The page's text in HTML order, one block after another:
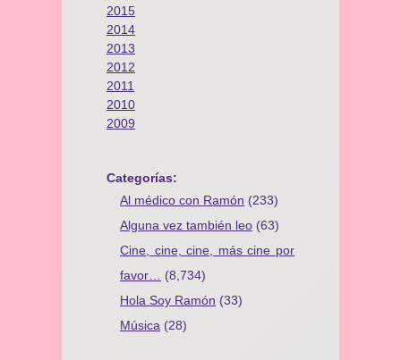
2015
2014
2013
2012
2011
2010
2009
Categorías:
Al médico con Ramón (233)
Alguna vez también leo (63)
Cine, cine, cine, más cine por
favor…
(8,734)
Hola Soy Ramón (33)
Música (28)